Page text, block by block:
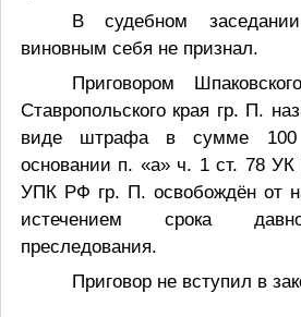
В судебном
виновным себя не признал.
Приговором
Ставропольского края гр. П.
виде штрафа в сумме
основании п. «а» ч. 1 ст. 78
УПК РФ гр. П. освобождён от
истечением срока
преследования.
Приговор не вступил в